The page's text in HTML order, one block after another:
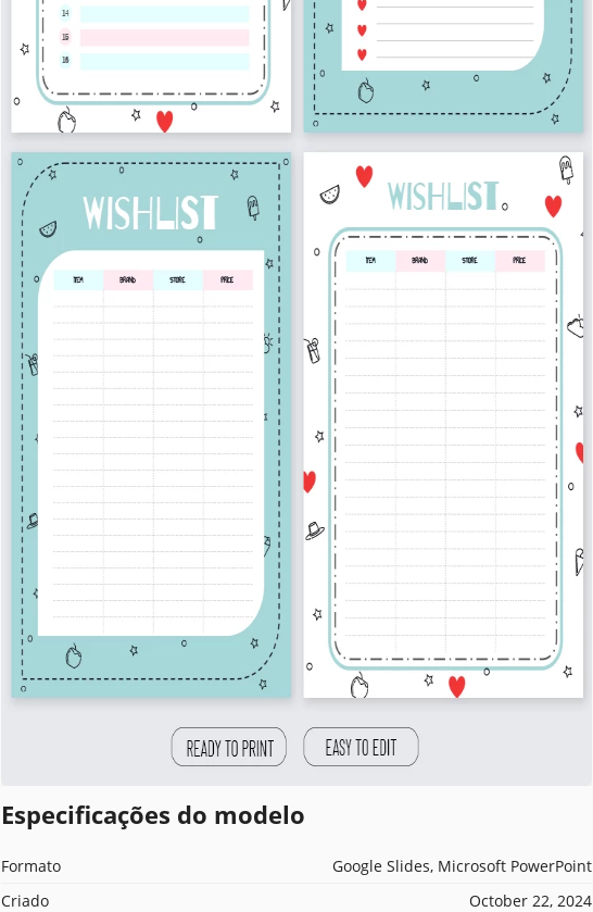
Especificações do modelo
Formato
Google Slides, Microsoft PowerPoint
Criado
October 22, 2024